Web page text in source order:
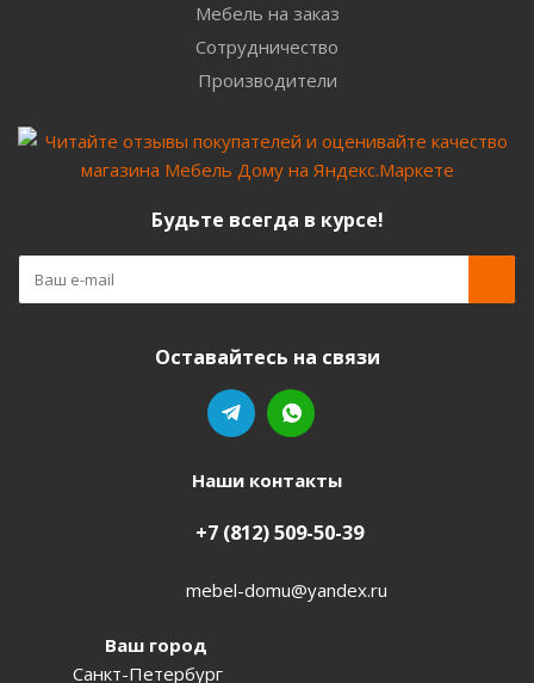
Мебель на заказ
Сотрудничество
Производители
Будьте всегда в курсе!
Оставайтесь на связи
Наши контакты
+7 (812) 509-50-39
mebel-domu@yandex.ru
Ваш город
Санкт-Петербург